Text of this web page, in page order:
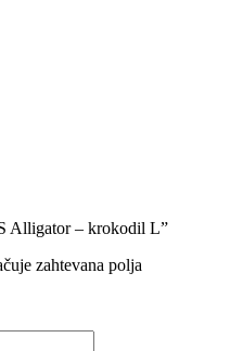
Alligator – krokodil L”
zahtevana polja